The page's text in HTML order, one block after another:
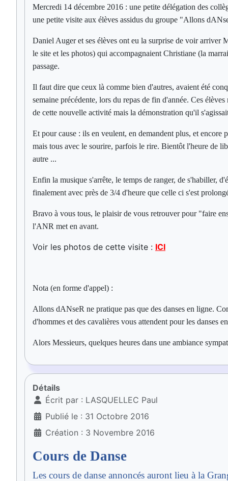
Mercredi 14 décembre 2016 : une petite délégation des
une petite visite aux élèves assidus du groupe "Allons
Daniel Auger et ses élèves ont eu la surprise de voir
le site et les photos) qui accompagnaient Christiane (la
passage.
Il faut dire que ceux là comme bien d'autres, avaient été
semaine précédente, lors du repas de fin d'année. Ces
de cette nouvelle activité mais la démonstration qu'il
Et pour cause : ils en veulent, en demandent plus, et
mais tous avec le sourire, parfois le rire. Bientôt l'heure de
autre ...
Enfin la musique s'arrête, le temps de ranger, de s'habiller,
finalement avec près de 3/4 d'heure que celle ci s'est
Bravo à vous tous, le plaisir de vous retrouver pour "faire
l'ANR met en avant.
Voir les photos de cette visite : ICI
Nota (en forme d'appel) :
Allons dANseR ne pratique pas que des danses en ligne.
d'hommes et des cavalières vous attendent pour les danses
Alors Messieurs, quelques heures dans une ambiance
Détails
Écrit par : LASQUELLEC Paul
Publié le : 31 Octobre 2016
Création : 3 Novembre 2016
Cours de Danse
Les cours de danse annoncés auront lieu à la